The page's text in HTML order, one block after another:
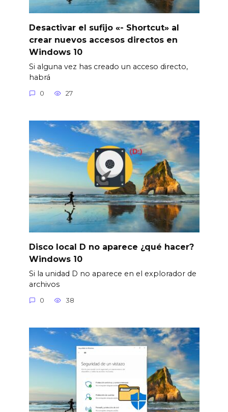
Desactivar el sufijo «- Shortcut» al
crear nuevos accesos directos en
Windows 10
Si alguna vez has creado un acceso directo,
habrá
0 27
Disco local D no aparece ¿qué hacer?
Windows 10
Si la unidad D no aparece en el explorador de
archivos
0 38